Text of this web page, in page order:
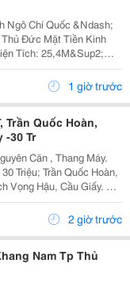
Ngô Chí Quốc &Ndash;
Đức Mặt Tiền Kinh
Tích: 25,4M&Sup2;
Cư Đông Đúc,...1 giờ trước
Trần Quốc Hoàn,
-30 Tr
Căn , Thang Máy.
Triệu; Trần Quốc Hoàn,
Vọng Hậu, Cầu Giấy. +
+ Vỉa Hè Lớn,
Gần Ngay...
2 giờ trước
Nam Tp Thủ